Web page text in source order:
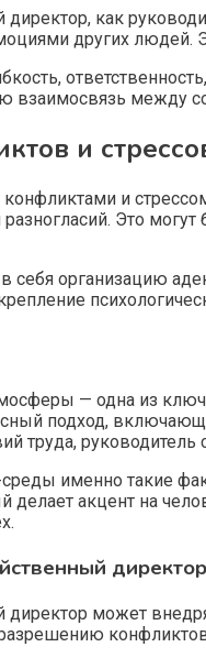
как
других людей.
взаимосвязь между
и
и
Это
себя организацию
— одна из
подход,
труда,
именно такие
делает акцент на
директор может